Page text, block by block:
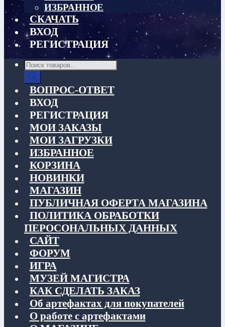
ИЗБРАННОЕ
СКАЧАТЬ
ВХОД
РЕГИСТРАЦИЯ
Поиск
товаров
ВОПРОС-ОТВЕТ
ВХОД
РЕГИСТРАЦИЯ
МОИ ЗАКАЗЫ
МОИ ЗАГРУЗКИ
ИЗБРАННОЕ
КОРЗИНА
НОВИНКИ
МАГАЗИН
ПУБЛИЧНАЯ ОФЕРТА МАГАЗИНА
ПОЛИТИКА ОБРАБОТКИ
ПЕРОСОНАЛЬНЫХ ДАННЫХ
САЙТ
ФОРУМ
ИГРА
МУЗЕЙ МАГИСТРА
КАК СДЕЛАТЬ ЗАКАЗ
Об артефактах для покупателей
О работе с артефактами